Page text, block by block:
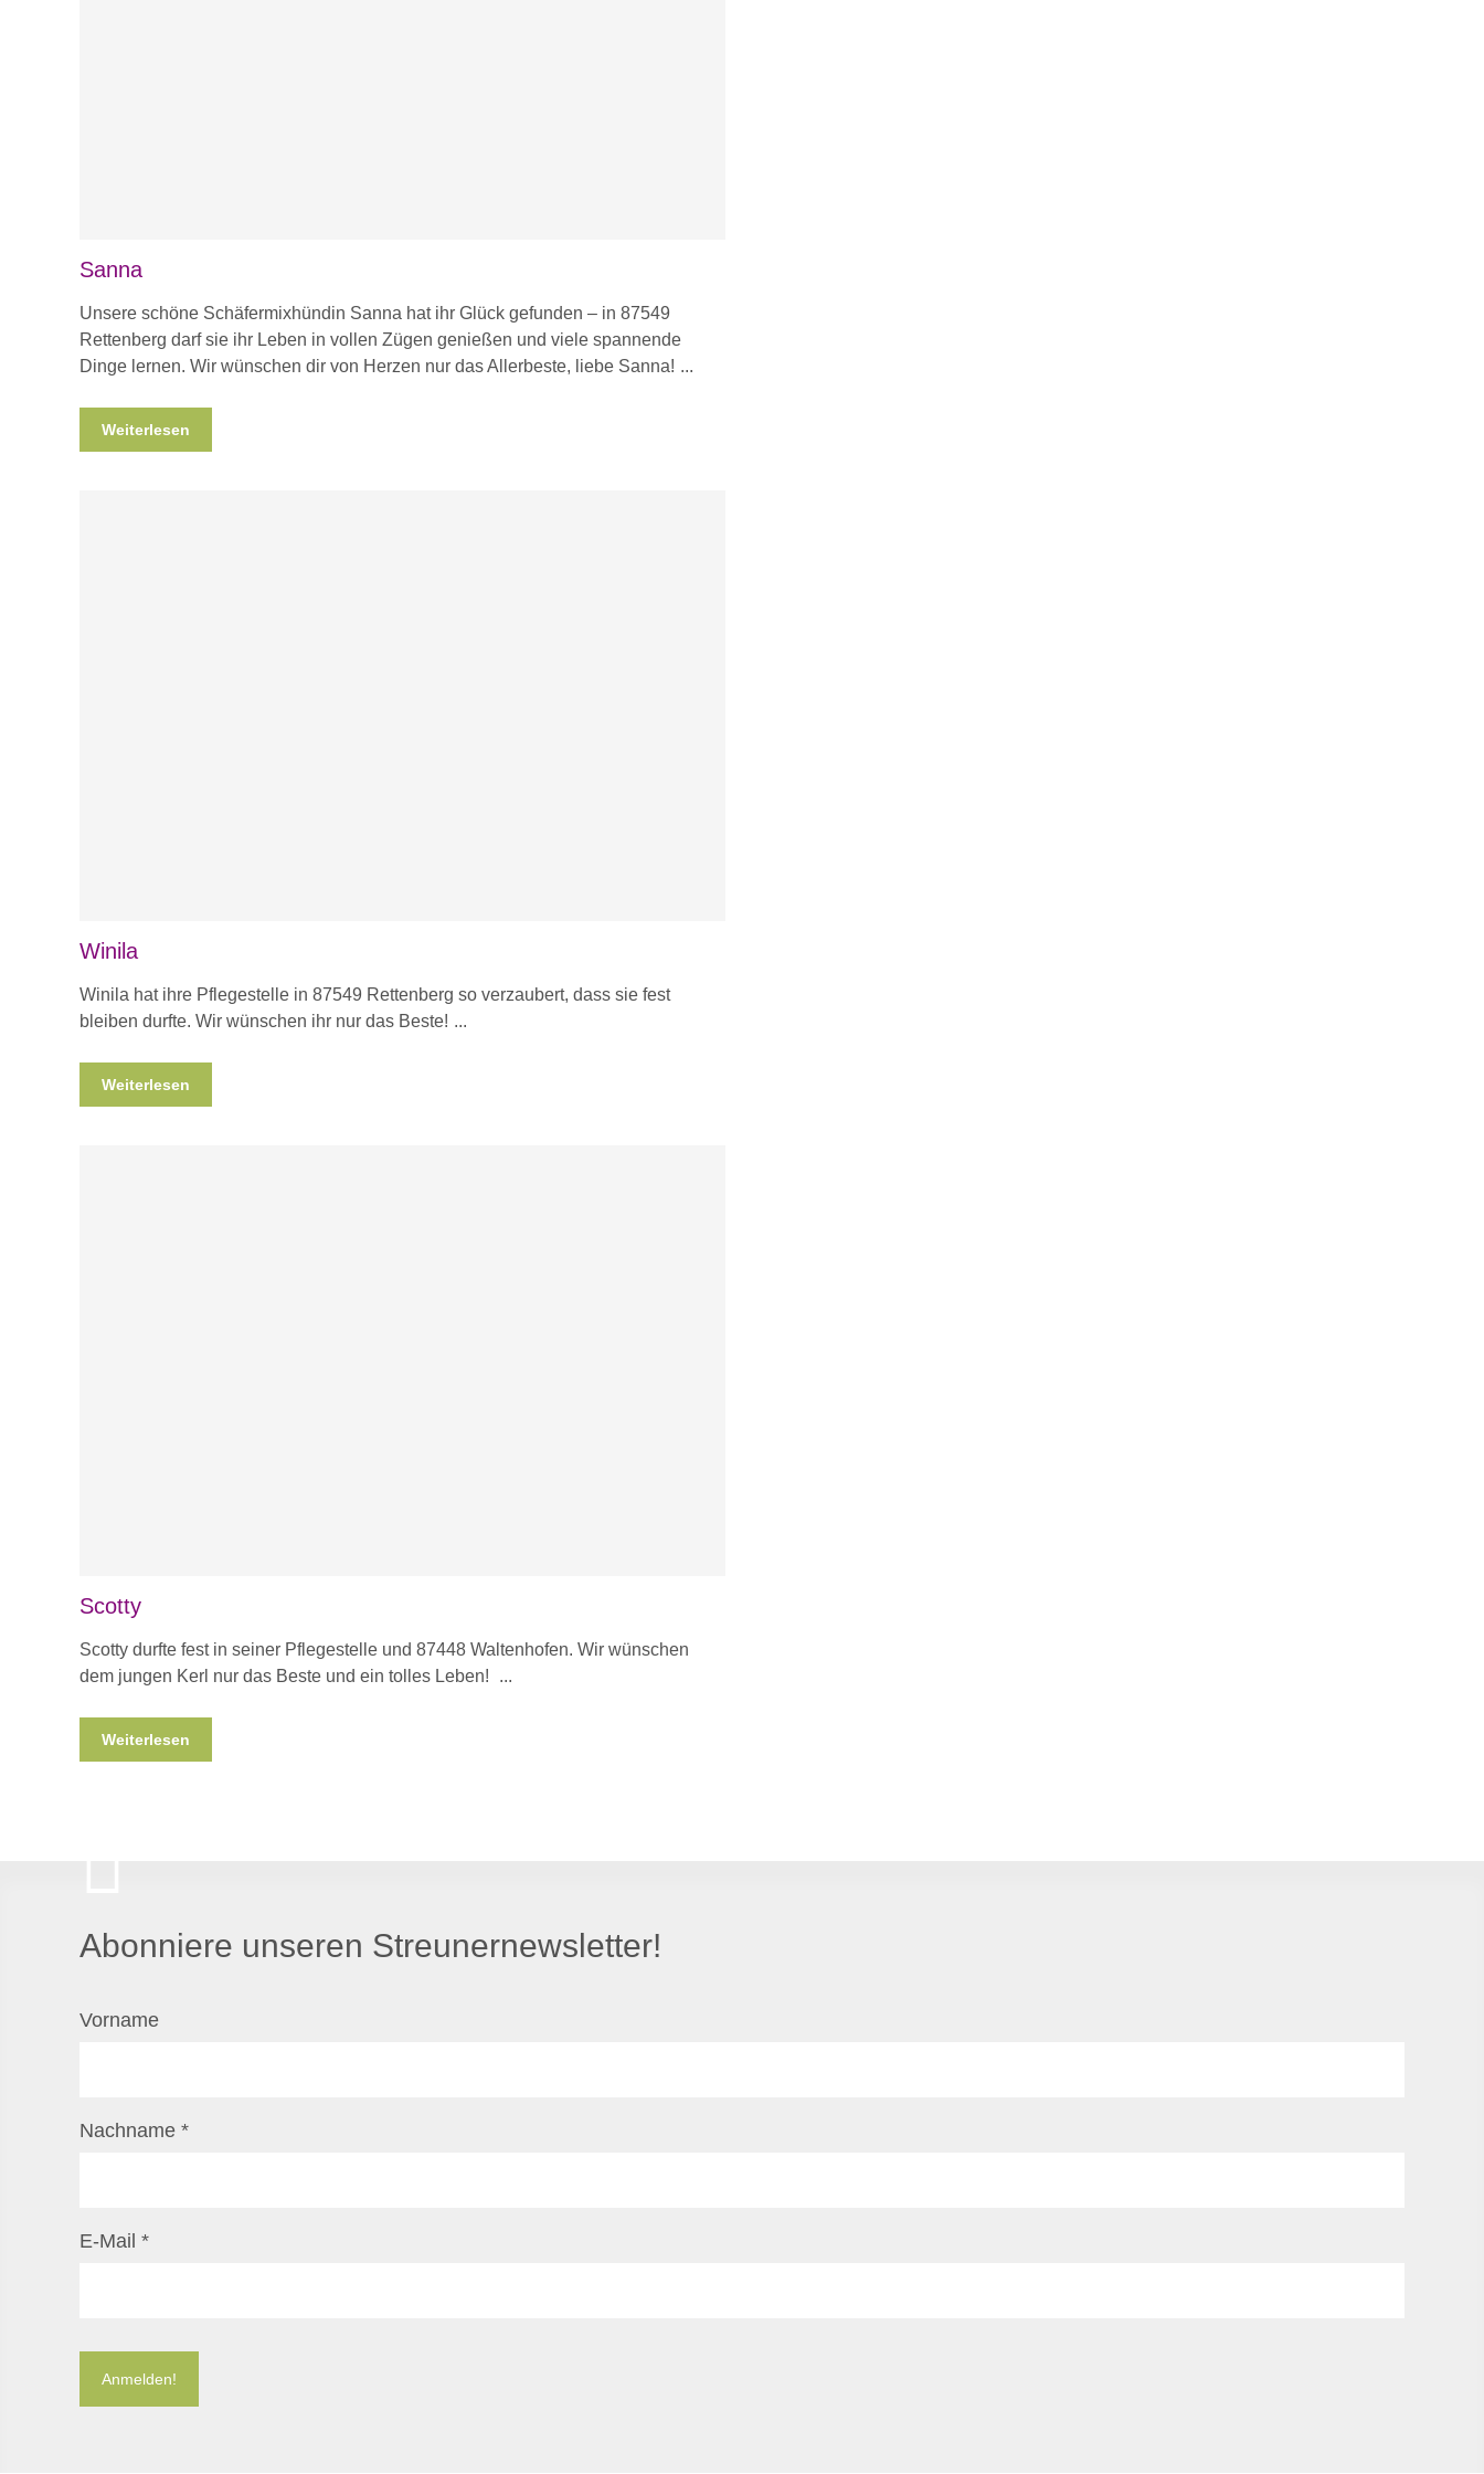
Sanna
Unsere schöne Schäfermixhündin Sanna hat ihr Glück gefunden – in 87549
Rettenberg darf sie ihr Leben in vollen Zügen genießen und viele spannende
Dinge lernen. Wir wünschen dir von Herzen nur das Allerbeste, liebe Sanna!
Weiterlesen
Winila
Winila hat ihre Pflegestelle in 87549 Rettenberg so verzaubert, dass sie fest
bleiben durfte. Wir wünschen ihr nur das Beste!
Weiterlesen
Scotty
Scotty durfte fest in seiner Pflegestelle und 87448 Waltenhofen. Wir wünschen
dem jungen Kerl nur das Beste und ein tolles Leben!
Weiterlesen
Abonniere unseren Streunernewsletter!
Vorname
Nachname *
E-Mail *